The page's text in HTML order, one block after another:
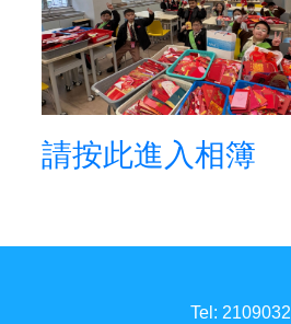
請按此進入相簿
Tel: